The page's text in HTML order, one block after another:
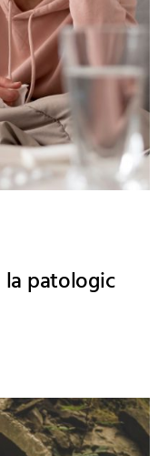
patologic